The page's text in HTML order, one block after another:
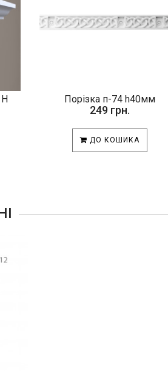
Н
Порізка п-74 h40мм
249 грн.
ДО КОШИКА